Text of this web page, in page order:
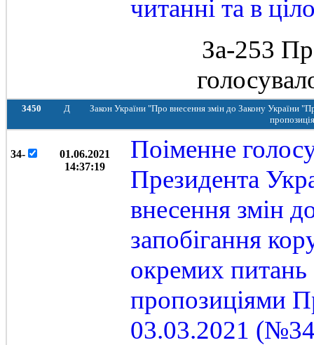
читанні та в
За-253
3450 Д
Закон України "Про внесення змін до Закону України
34-
01.06.2021
14:37:19
Поіменне
Президента
внесення змін
запобігання
окремих питань
пропозиціями
03.03.2021